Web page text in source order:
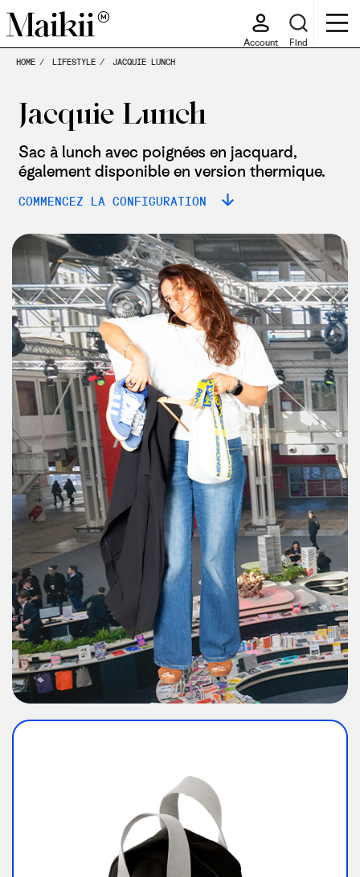
Account Find
HOME LIFESTYLE JACQUIE LUNCH
Jacquie Lunch
Sac à lunch avec poignées en jacquard,
également disponible en version thermique.
COMMENCEZ LA CONFIGURATION